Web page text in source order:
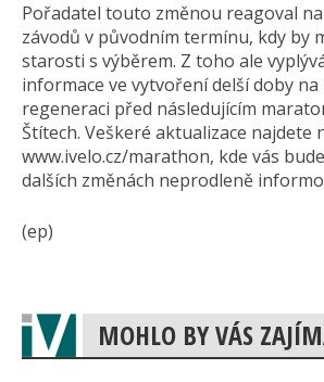
Pořadatel touto změnou reagoval
závodů v původním termínu, kdy by
starosti s výběrem. Z toho ale
informace ve vytvoření delší doby
regeneraci před následujícím
Štítech. Veškeré aktualizace najdete
www.ivelo.cz/marathon, kde vás
dalších změnách neprodleně
(ep)
MOHLO BY VÁS